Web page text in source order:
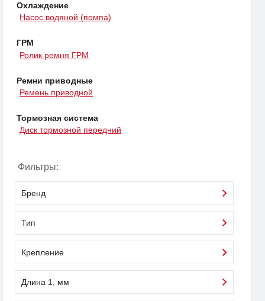
Охлаждение
Насос водяной (помпа)
ГРМ
Ролик ремня ГРМ
Ремни приводные
Ремень приводной
Тормозная система
Диск тормозной передний
Фильтры:
Бренд
Тип
Крепление
Длина 1, мм